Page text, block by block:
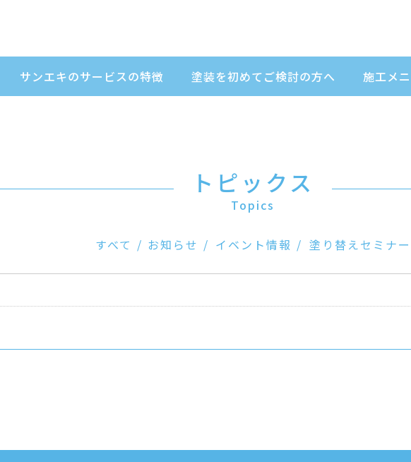
サンエキのサービスの特徴 塗装を初めてご検討の方へ 施工メ
トピックス
Topics
すべて お知らせ イベント情報 塗り替えセミナー